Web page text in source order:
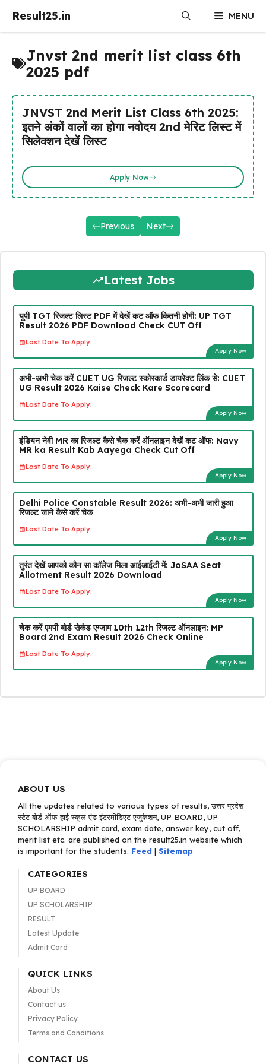
Result25.in MENU
Jnvst 2nd merit list class 6th
2025 pdf
JNVST 2nd Merit List Class 6th 2025:
इतने अंकों वालों का होगा नवोदय 2nd मेरिट लिस्ट में
सिलेक्शन देखें लिस्ट
Apply Now
Previous Next
Latest Jobs
यूपी TGT रिजल्ट लिस्ट PDF में देखें कट ऑफ कितनी होगी: UP TGT
Result 2026 PDF Download Check CUT Off
Last Date To Apply:
Apply Now
अभी-अभी चेक करें CUET UG रिजल्ट स्कोरकार्ड डायरेक्ट लिंक से: CUET
UG Result 2026 Kaise Check Kare Scorecard
Last Date To Apply:
Apply Now
इंडियन नेवी MR का रिजल्ट कैसे चेक करें ऑनलाइन देखें कट ऑफ: Navy
MR ka Result Kab Aayega Check Cut Off
Last Date To Apply:
Apply Now
Delhi Police Constable Result 2026: अभी-अभी जारी हुआ
रिजल्ट जाने कैसे करें चेक
Last Date To Apply:
Apply Now
तुरंत देखें आपको कौन सा कॉलेज मिला आईआईटी में: JoSAA Seat
Allotment Result 2026 Download
Last Date To Apply:
Apply Now
चेक करें एमपी बोर्ड सेकंड एग्जाम 10th 12th रिजल्ट ऑनलाइन: MP
Board 2nd Exam Result 2026 Check Online
Last Date To Apply:
Apply Now
ABOUT US
All the updates related to various types of results, उत्तर प्रदेश
स्टेट बोर्ड ऑफ हाई स्कूल एंड इंटरमीडिएट एजुकेशन, UP BOARD, UP
SCHOLARSHIP admit card, exam date, answer key, cut off,
merit list etc. are published on the result25.in website which
is important for the students. Feed | Sitemap
CATEGORIES
UP BOARD
UP SCHOLARSHIP
RESULT
Latest Update
Admit Card
QUICK LINKS
About Us
Contact us
Privacy Policy
Terms and Conditions
CONTACT US